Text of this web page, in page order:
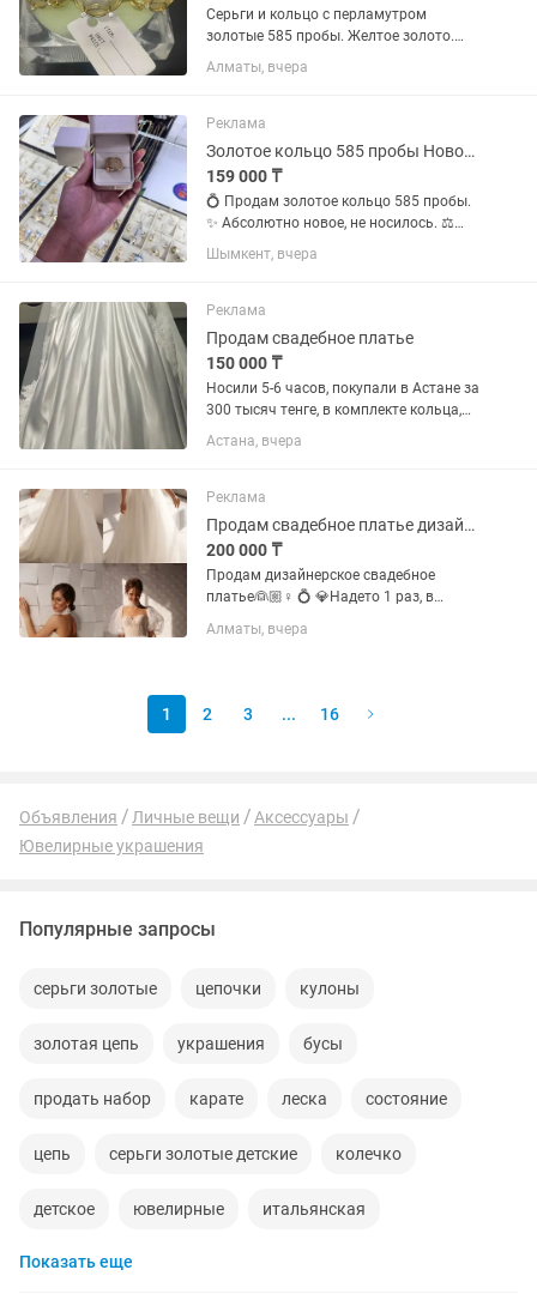
Серьги и кольцо с перламутром
золотые 585 пробы. Желтое золото.
Вес 8.3 грамма. Размер кольца 18.
Производитель Россия. Новый с
грамм.
Алматы, вчера
Реклама
Золотое кольцо 585 пробы Новое Размер 20,5 2,86 г
159 000 ₸
💍 Продам золотое кольцо 585 пробы.
✨ Абсолютно новое, не носилось. ⚖️
Вес: 2,86 г. 📏 Размер: 20,5. 🏷️ Бирка
сохранена. 🎁 В комплекте новая
Стильный современный...
Шымкент, вчера
Реклама
Продам свадебное платье
150 000 ₸
Носили 5-6 часов, покупали в Астане за
300 тысяч тенге, в комплекте кольца,
фата
Астана, вчера
Реклама
Продам свадебное платье дизайнерское
200 000 ₸
Продам дизайнерское свадебное
платье👰🏼♀️ 💍 💎Надето 1 раз, в
💎В...
Алматы, вчера
1 2 3 ... 16
Объявления Личные вещи
Аксессуары
Ювелирные украшения
Популярные запросы
серьги золотые цепочки кулоны
золотая цепь украшения бусы
продать набор карате леска состояние
цепь серьги золотые детские колечко
детское ювелирные итальянская
серебряные
Показать еще